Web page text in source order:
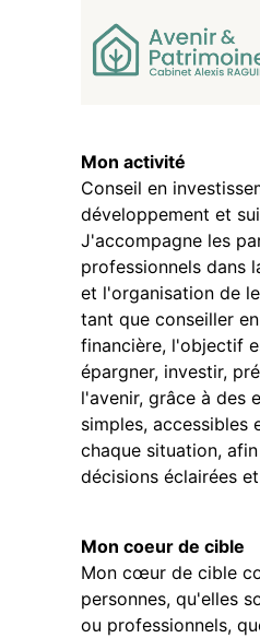
Mon activité
Conseil en
développement et
J'accompagne les
professionnels dans
et l'organisation de
tant que conseiller
financière, l'objectif
épargner, investir,
l'avenir, grâce à des
simples, accessibles
chaque situation,
décisions éclairées
Mon coeur de cible
Mon cœur de cible
personnes, qu'elles
ou professionnels,